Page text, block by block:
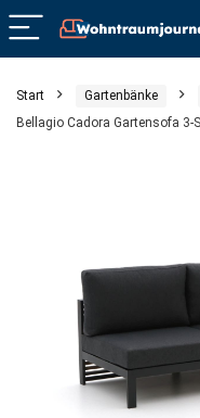
Start Gartenbänke
Bellagio Cadora Gartensofa 3-